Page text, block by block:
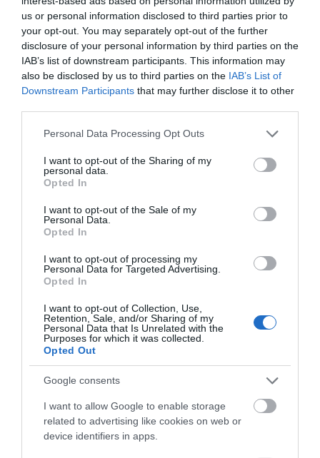
us or personal information disclosed to third parties prior to
your opt-out. You may separately opt-out of the further
disclosure of your personal information by third parties on the
IAB’s list of downstream participants. This information may
also be disclosed by us to third parties on the IAB’s List of
Downstream Participants that may further disclose it to other
Please note that this website/app uses one or more Google
not limited to your visit or usage behaviour. You may click to
grant or deny consent to Google and its third-party tags to
use your data for below specified purposes in below Google
consent section.
Personal Data Processing Opt Outs
I want to opt-out of the Sharing of my
personal data.
Opted In
I want to opt-out of the Sale of my
Personal Data.
Opted In
I want to opt-out of processing my
Personal Data for Targeted Advertising.
Opted In
I want to opt-out of Collection, Use,
Retention, Sale, and/or Sharing of my
Personal Data that Is Unrelated with the
Purposes for which it was collected.
Opted Out
Google consents
I want to allow Google to enable storage
related to advertising like cookies on web or
device identifiers in apps.
Προτεινόμενα άρθρα
Φωτογραφίες-κειμήλια από καλοκαίρια στην Άνδρο –
Από τον 19ο αιώνα μέχρι και την δεκαετία του 1970
Η Άνδρος συνεχίζει να μπαρκάρει…
ΤΟ ΜΕΓΑΛΥΤΕΡΟ ΠΑΝΗΓΥΡΙ ΤΗΣ ΑΝΔΡΟΥ: Του
Σωτήρος στην Άρνη!…